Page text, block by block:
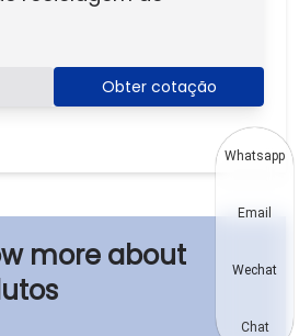
Obter cotação
Whatsapp
Email
Wechat
Chat